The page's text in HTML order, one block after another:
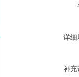
详细
补充